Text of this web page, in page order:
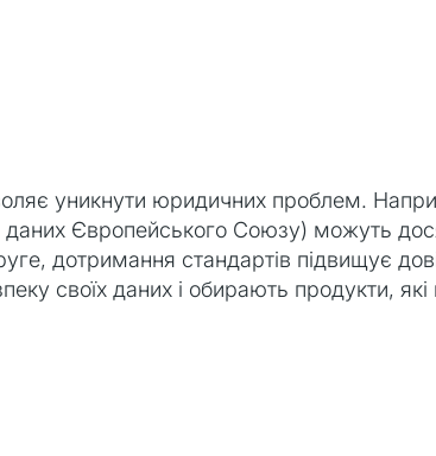
уникнути юридичних проблем.
даних Європейського Союзу) можуть
дотримання стандартів підвищує
своїх даних і обирають продукти,